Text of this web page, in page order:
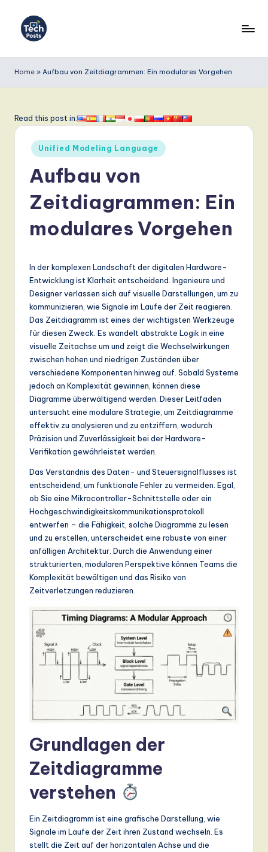
e
P
G
m
L
a
T
d
ft
w
Home » Aufbau von Zeitdiagrammen: Ein modulares Vorgehen
Read this post in:
Posted
in
Unified Modeling Language
Aufbau von
Zeitdiagrammen: Ein
modulares Vorgehen
In der komplexen Landschaft der digitalen Hardware-
Entwicklung ist Klarheit entscheidend. Ingenieure und
Designer verlassen sich auf visuelle Darstellungen, um zu
kommunizieren, wie Signale im Laufe der Zeit reagieren.
Das Zeitdiagramm ist eines der wichtigsten Werkzeuge
für diesen Zweck. Es wandelt abstrakte Logik in eine
visuelle Zeitachse um und zeigt die Wechselwirkungen
zwischen hohen und niedrigen Zuständen über
verschiedene Komponenten hinweg auf. Sobald Systeme
jedoch an Komplexität gewinnen, können diese
Diagramme überwältigend werden. Dieser Leitfaden
untersucht eine modulare Strategie, um Zeitdiagramme
effektiv zu analysieren und zu entziffern, wodurch
Präzision und Zuverlässigkeit bei der Hardware-
Verifikation gewährleistet werden.
Das Verständnis des Daten- und Steuersignalflusses ist
entscheidend, um funktionale Fehler zu vermeiden. Egal,
ob Sie eine Mikrocontroller-Schnittstelle oder ein
Hochgeschwindigkeitskommunikationsprotokoll
entwerfen – die Fähigkeit, solche Diagramme zu lesen
und zu erstellen, unterscheidet eine robuste von einer
anfälligen Architektur. Durch die Anwendung einer
strukturierten, modularen Perspektive können Teams die
Komplexität bewältigen und das Risiko von
Zeitverletzungen reduzieren.
Grundlagen der
Zeitdiagramme
verstehen
Ein Zeitdiagramm ist eine grafische Darstellung, wie
Signale im Laufe der Zeit ihren Zustand wechseln. Es
stellt die Zeit auf der horizontalen Achse und die